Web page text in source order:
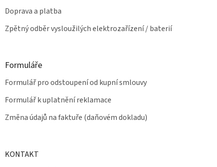
Doprava a platba
Zpětný odběr vysloužilých elektrozařízení / baterií
Formuláře
Formulář pro odstoupení od kupní smlouvy
Formulář k uplatnění reklamace
Změna údajů na faktuře (daňovém dokladu)
KONTAKT